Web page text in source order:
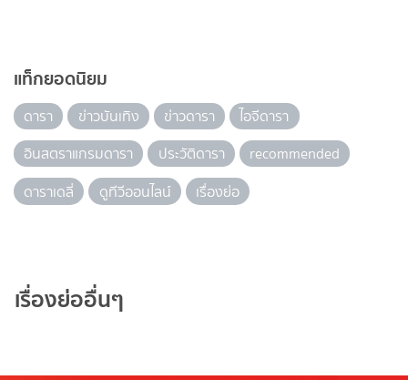
แท็กยอดนิยม
ดารา ข่าวบันเทิง ข่าวดารา
ไอจีดารา
อินสตราแกรมดารา
ประวัติดารา
recommended
ดาราเดลี่
ดูทีวีออนไลน์ เรื่องย่อ
เรื่องย่ออื่นๆ